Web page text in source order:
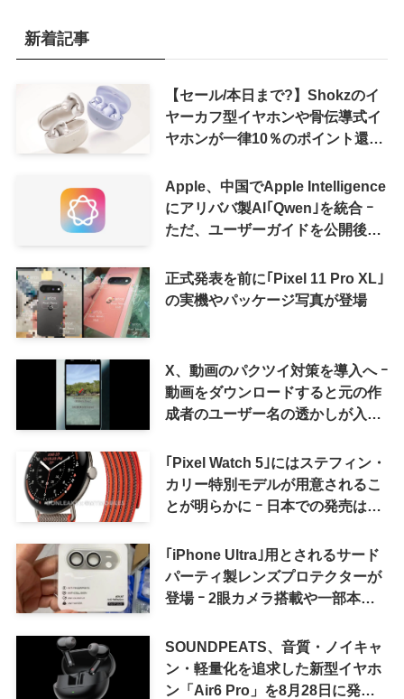
新着記事
【セール/本日まで?】Shokzのイ
ヤーカフ型イヤホンや骨伝導式イ
ヤホンが一律10％のポイント還元
Apple、中国でApple Intelligence
にアリババ製AI｢Qwen｣を統合 ｰ
ただ、ユーザーガイドを公開後に
正式発表を前に｢Pixel 11 Pro XL｣
の実機やパッケージ写真が登場
X、動画のパクツイ対策を導入へ ｰ
動画をダウンロードすると元の作
成者のユーザー名の透かしが入る
｢Pixel Watch 5｣にはステフィン・
カリー特別モデルが用意されるこ
とが明らかに ｰ 日本での発売は期
｢iPhone Ultra｣用とされるサード
パーティ製レンズプロテクターが
登場 ｰ 2眼カメラ搭載や一部本体
SOUNDPEATS、音質・ノイキャ
ン・軽量化を追求した新型イヤホ
ン「Air6 Pro」を8月28日に発売